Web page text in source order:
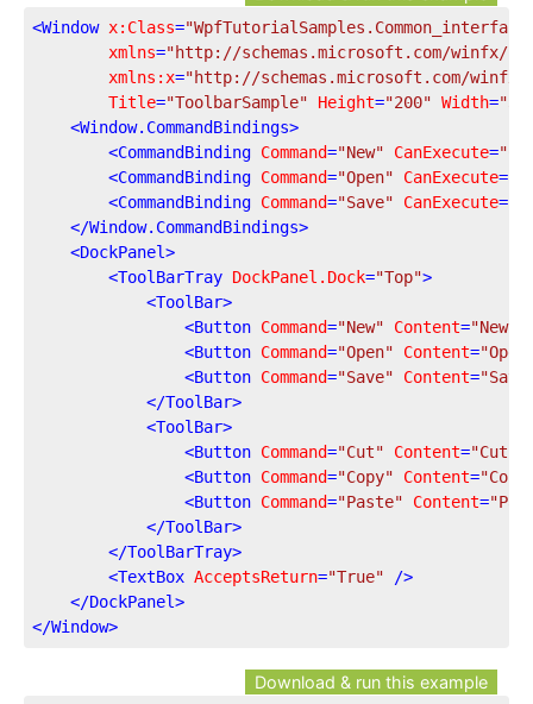
<Window x:Class=
xmlns="http://schemas.microsoft.com/winfx/
xmlns:x="http://schemas.microsoft.com/winfx/
Title="ToolbarSample" Height="200" Width=
<Window.CommandBindings>
<CommandBinding Command="New" CanExecute=
<CommandBinding Command="Open" CanExecute=
<CommandBinding Command="Save" CanExecute=
</Window.CommandBindings>
<DockPanel>
<ToolBarTray DockPanel.Dock="Top">
<ToolBar>
<Button Command="New" Content="New"
<Button Command="Open" Content=
<Button Command="Save" Content=
</ToolBar>
<ToolBar>
<Button Command="Cut" Content="Cut"
<Button Command="Copy" Content=
<Button Command="Paste" Content=
</ToolBar>
</ToolBarTray>
<TextBox AcceptsReturn="True" />
</DockPanel>
</Window>
Download & run this example